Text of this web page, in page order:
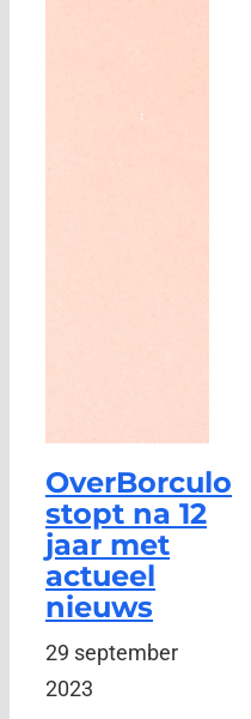
OverBorculo
stopt na 12
jaar met
actueel
nieuws
29 september
2023